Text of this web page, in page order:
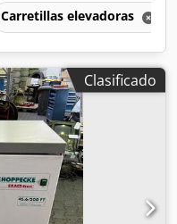
Carretillas elevadoras
Clasificado